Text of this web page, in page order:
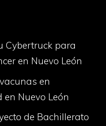
Cybertruck para
en Nuevo León
en
Nuevo León
de Bachillerato